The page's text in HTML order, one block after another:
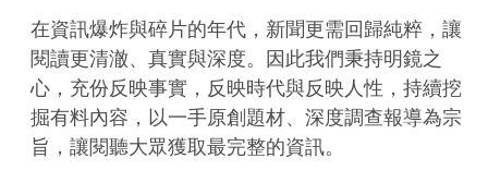
在資訊爆炸與碎片的年代，新聞更需回歸純粹，讓
閱讀更清澈、真實與深度。因此我們秉持明鏡之
心，充份反映事實，反映時代與反映人性，持續挖
掘有料內容，以一手原創題材、深度調查報導為宗
旨，讓閱聽大眾獲取最完整的資訊。